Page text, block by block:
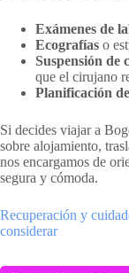
Exámenes de
Ecografías o
Suspensión de
que el cirujano
Planificación
Si decides viajar a
sobre alojamiento,
nos encargamos de
segura y cómoda.
Recuperación y
considerar